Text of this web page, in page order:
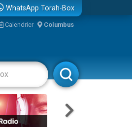
WhatsApp Torah-Box
Calendrier Columbus
Rabbanim